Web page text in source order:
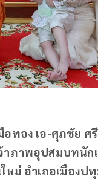
ทอง เอ-ศุภชัย ศ
าภาพอุปสมบทนั
ม่ อำเภอเมืองป